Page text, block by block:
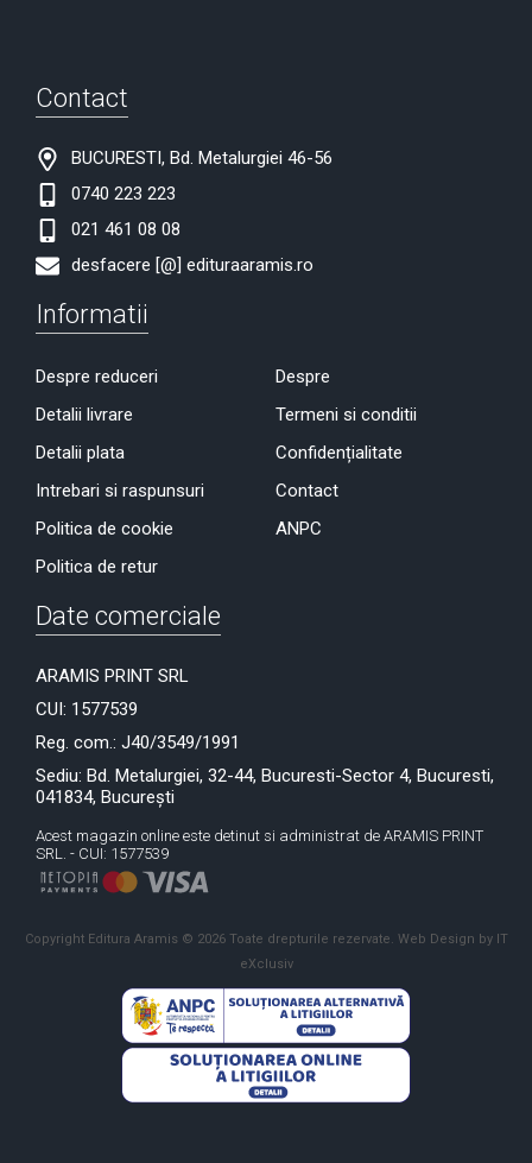
Contact
BUCURESTI, Bd. Metalurgiei 46-56
0740 223 223
021 461 08 08
desfacere [@] edituraaramis.ro
Informatii
Despre reduceri
Detalii livrare
Detalii plata
Intrebari si raspunsuri
Politica de cookie
Politica de retur
Despre
Termeni si conditii
Confidențialitate
Contact
ANPC
Date comerciale
ARAMIS PRINT SRL
CUI: 1577539
Reg. com.: J40/3549/1991
Sediu: Bd. Metalurgiei, 32-44, Bucuresti-Sector 4, Bucuresti,
041834, București
Acest magazin online este detinut si administrat de ARAMIS PRINT
SRL. - CUI: 1577539
Copyright Editura Aramis © 2026 Toate drepturile rezervate. Web Design by IT
eXclusiv